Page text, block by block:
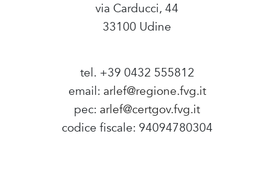
via Carducci, 44
33100 Udine
tel. +39 0432 555812
email: arlef@regione.fvg.it
pec: arlef@certgov.fvg.it
codice fiscale: 94094780304